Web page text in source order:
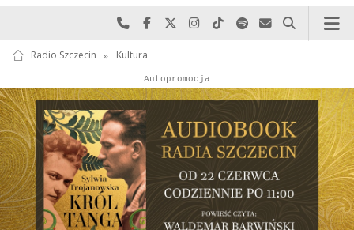
Najlepiej po prostu do nas zadzwoń
Odwiedź nas na Facebook-u
Odwiedź nas na X
Odwiedź nas na Instagram-ie
Odwiedź nas na TikTok-u
Szukaj nas na Spotify
Wyślij do nas
Szukaj
Radio Szczecin » Kultura
Reklama
Autopromocja